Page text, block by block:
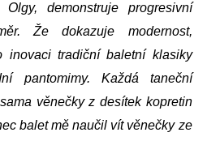
demonstruje progresivní
Že dokazuje modernost,
inovaci tradiční baletní klasiky
pantomimy. Každá taneční
věnečky z desítek kopretin
balet mě naučil vít věnečky ze